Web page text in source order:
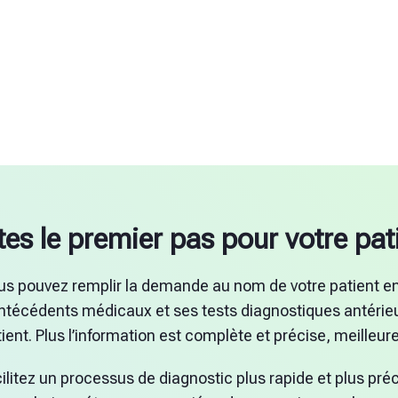
le premier pas pour votre
pouvez remplir la demande au nom de votre patient
médicaux et ses tests diagnostiques
Plus l’information est complète et précise,
un processus de diagnostic plus rapide et plus